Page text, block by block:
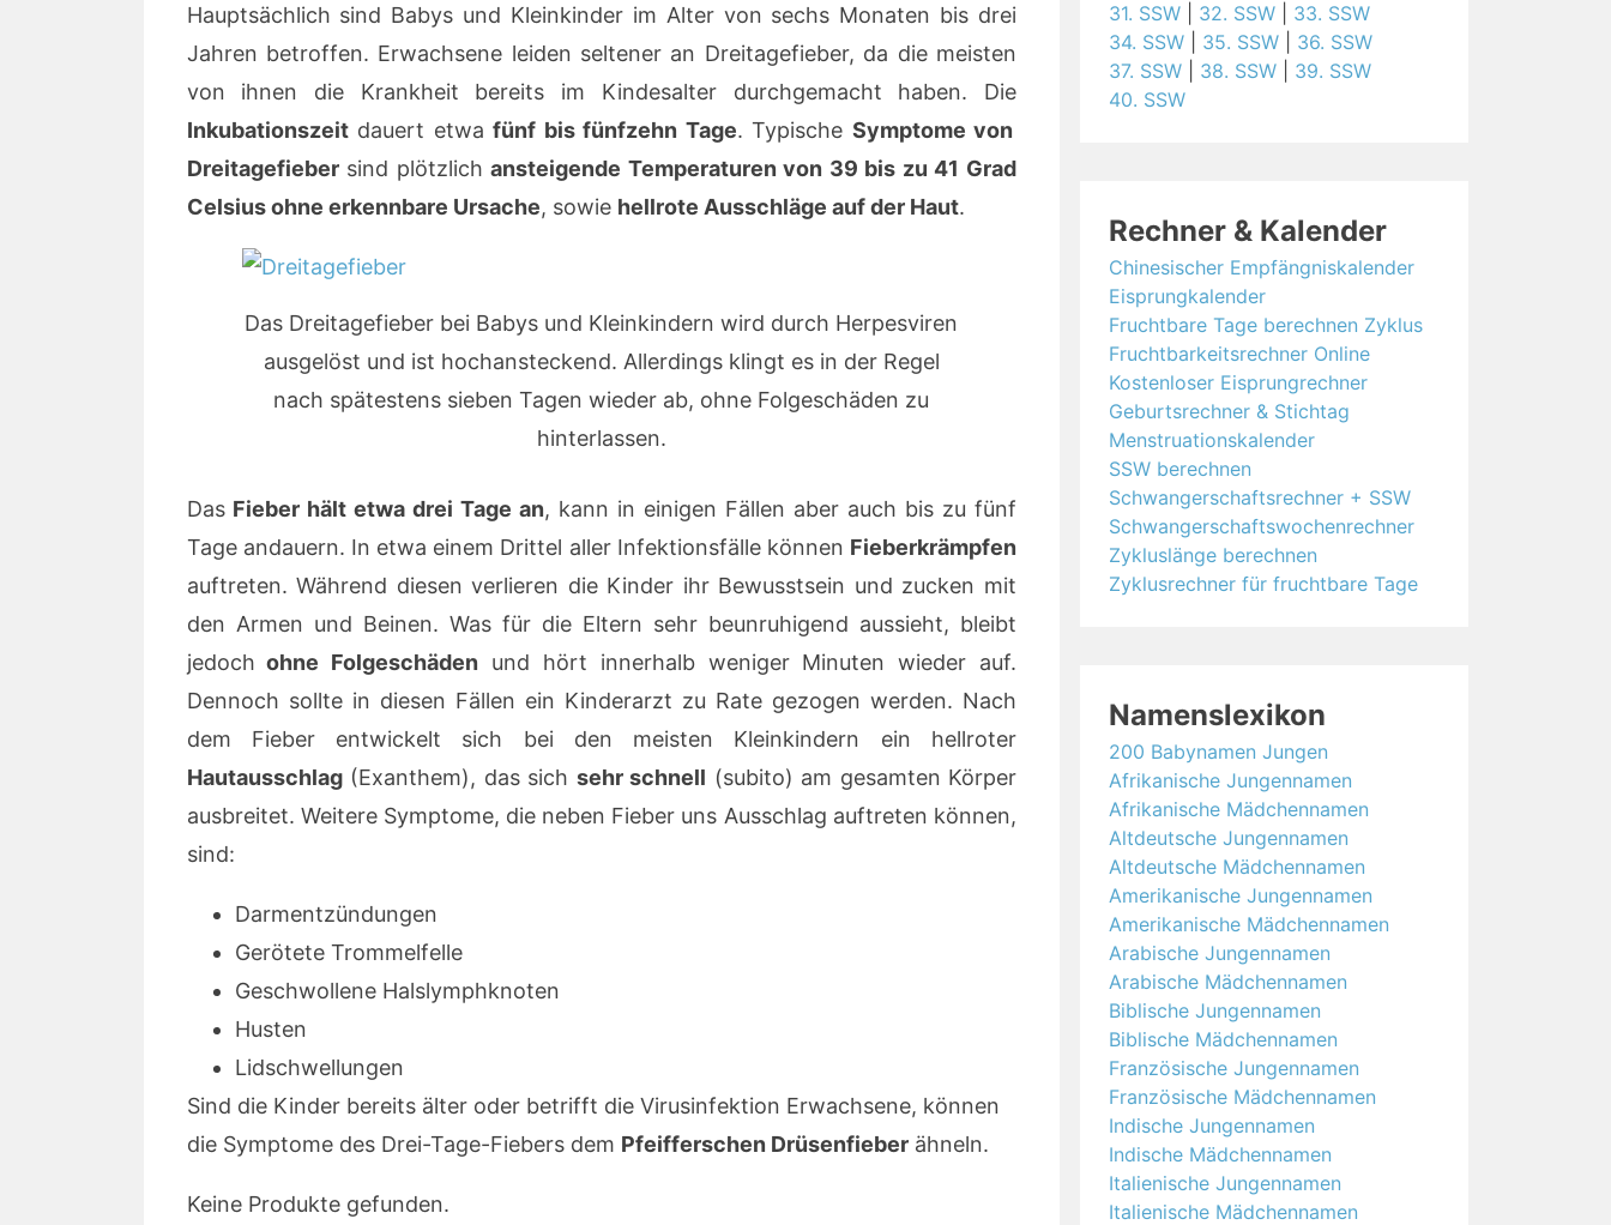
Hauptsächlich sind Babys und Kleinkinder im Alter von sechs Monaten bis drei
Jahren betroffen. Erwachsene leiden seltener an Dreitagefieber, da die meisten
von ihnen die Krankheit bereits im Kindesalter durchgemacht haben. Die
Inkubationszeitdauert etwafünf bis fünfzehn Tage. Typische Symptome von
Dreitagefiebersind plötzlichansteigende Temperaturen von 39 bis zu 41 Grad
Celsius ohne erkennbare Ursache, sowie hellrote Ausschläge auf der Haut.
Das Dreitagefieber bei Babys und Kleinkindern wird durch Herpesviren
ausgelöst und ist hochansteckend. Allerdings klingt es in der Regel
nach spätestens sieben Tagen wieder ab, ohne Folgeschäden zu
hinterlassen.
Das Fieber hält etwa drei Tage an, kann in einigen Fällen aber auch bis zu fünf
Tage andauern. In etwa einem Drittel aller Infektionsfälle können Fieberkrämpfen
auftreten. Während diesen verlieren die Kinder ihr Bewusstsein und zucken mit
den Armen und Beinen. Was für die Eltern sehr beunruhigend aussieht, bleibt
jedoch ohne Folgeschäden und hört innerhalb weniger Minuten wieder auf.
Dennoch sollte in diesen Fällen ein Kinderarzt zu Rate gezogen werden. Nach
dem Fieber entwickelt sich bei den meisten Kleinkindern ein hellroter
Hautausschlag(Exanthem), das sich sehr schnell (subito) am gesamten Körper
ausbreitet. Weitere Symptome, die neben Fieber uns Ausschlag auftreten können,
sind:
Darmentzündungen
Gerötete Trommelfelle
Geschwollene Halslymphknoten
Husten
Lidschwellungen
Sind die Kinder bereits älter oder betrifft die Virusinfektion Erwachsene, können
die Symptome des Drei-Tage-Fiebers dem Pfeifferschen Drüsenfieberähneln.
Keine Produkte gefunden.
31. SSW
32. SSW
33. SSW
34. SSW
35. SSW
36. SSW
37. SSW
38. SSW
39. SSW
40. SSW
Rechner & Kalender
Chinesischer Empfängniskalender
Eisprungkalender
Fruchtbare Tage berechnen Zyklus
Fruchtbarkeitsrechner Online
Kostenloser Eisprungrechner
Geburtsrechner & Stichtag
Menstruationskalender
SSW berechnen
Schwangerschaftsrechner + SSW
Schwangerschaftswochenrechner
Zykluslänge berechnen
Zyklusrechner für fruchtbare Tage
Namenslexikon
200 Babynamen Jungen
Afrikanische Jungennamen
Afrikanische Mädchennamen
Altdeutsche Jungennamen
Altdeutsche Mädchennamen
Amerikanische Jungennamen
Amerikanische Mädchennamen
Arabische Jungennamen
Arabische Mädchennamen
Biblische Jungennamen
Biblische Mädchennamen
Französische Jungennamen
Französische Mädchennamen
Indische Jungennamen
Indische Mädchennamen
Italienische Jungennamen
Italienische Mädchennamen